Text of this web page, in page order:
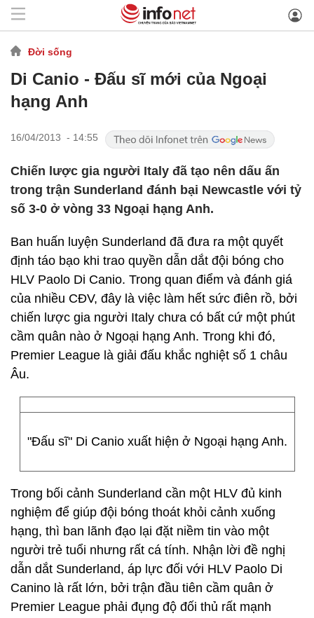
Đời sống
Di Canio - Đấu sĩ mới của Ngoại
hạng Anh
16/04/2013 - 14:55
Chiến lược gia người Italy đã tạo nên dấu ấn
trong trận Sunderland đánh bại Newcastle với tỷ
số 3-0 ở vòng 33 Ngoại hạng Anh.
Ban huấn luyện Sunderland đã đưa ra một quyết
định táo bạo khi trao quyền dẫn dắt đội bóng cho
HLV Paolo Di Canio. Trong quan điểm và đánh giá
của nhiều CĐV, đây là việc làm hết sức điên rồ, bởi
chiến lược gia người Italy chưa có bất cứ một phút
cầm quân nào ở Ngoại hạng Anh. Trong khi đó,
Premier League là giải đấu khắc nghiệt số 1 châu
Âu.
"Đấu sĩ" Di Canio xuất hiện ở Ngoại hạng Anh.
Trong bối cảnh Sunderland cần một HLV đủ kinh
nghiệm để giúp đội bóng thoát khỏi cảnh xuống
hạng, thì ban lãnh đạo lại đặt niềm tin vào một
người trẻ tuổi nhưng rất cá tính. Nhận lời đề nghị
dẫn dắt Sunderland, áp lực đối với HLV Paolo Di
Canino là rất lớn, bởi trận đầu tiên cầm quân ở
Premier League phải đụng độ đối thủ rất mạnh